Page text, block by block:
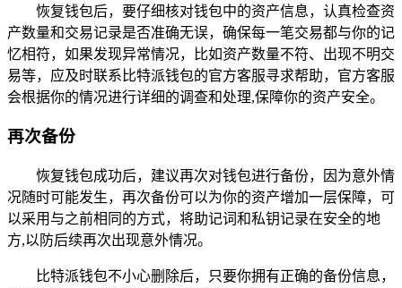
恢复钱包后，要仔细核对钱包中的资产信息，认真检查资
产数量和交易记录是否准确无误，确保每一笔交易都与你的记
忆相符，如果发现异常情况，比如资产数量不符、出现不明交
易等，应及时联系比特派钱包的官方客服寻求帮助，官方客服
会根据你的情况进行详细的调查和处理,保障你的资产安全。
再次备份
恢复钱包成功后，建议再次对钱包进行备份，因为意外情
况随时可能发生，再次备份可以为你的资产增加一层保障，可
以采用与之前相同的方式，将助记词和私钥记录在安全的地
方,以防后续再次出现意外情况。
比特派钱包不小心删除后，只要你拥有正确的备份信息，